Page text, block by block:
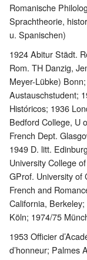
Romanische
Sprachtheorie,
u. Spanischen)
1924 Abitur Städt.
Rom. TH Danzig,
Meyer-Lübke)
Austauschstudent;
Históricos; 1936
Bedford College, U
French Dept.
1949 D. litt.
University College
GProf. University of
French and
California,
Köln; 1974/75
1953 Officier
d’honneur; Palmes